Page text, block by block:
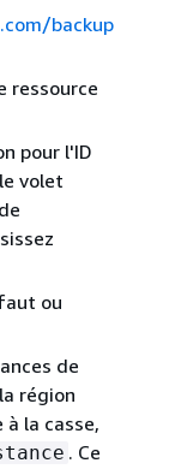
backup
ressource
pour l'ID
volet
ou
de
région
la casse,
. Ce